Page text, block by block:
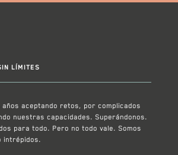
LÍMITES
años aceptando retos, por complicados
nuestras capacidades. Superándonos.
para todo. Pero no todo vale. Somos
intrépidos.